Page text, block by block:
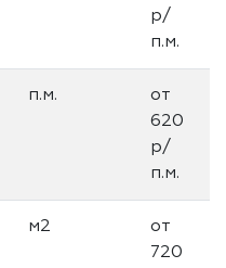
р/
п.м.
п.м.
от
620
р/
п.м.
м2
от
720